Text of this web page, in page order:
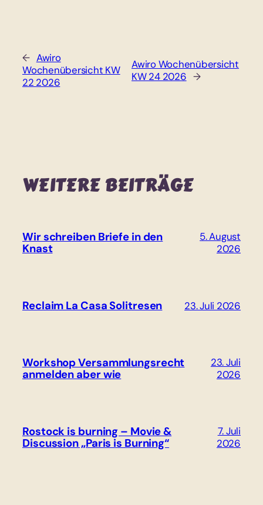
← Awiro
Wochenübersicht KW
22 2026
Awiro Wochenübersicht
KW 24 2026 →
WEITERE BEITRÄGE
Wir schreiben Briefe in den
Knast
5. August
2026
Reclaim La Casa Solitresen 23. Juli 2026
Workshop Versammlungsrecht
anmelden aber wie
23. Juli
2026
Rostock is burning – Movie &
Discussion „Paris is Burning“
7. Juli
2026